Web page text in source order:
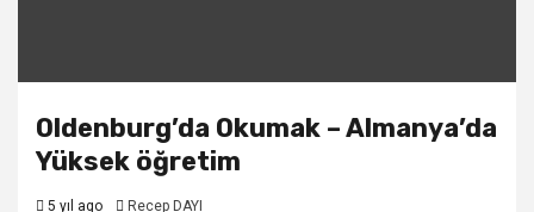
Oldenburg’da Okumak – Almanya’da
Yüksek öğretim
5 yıl ago Recep DAYI